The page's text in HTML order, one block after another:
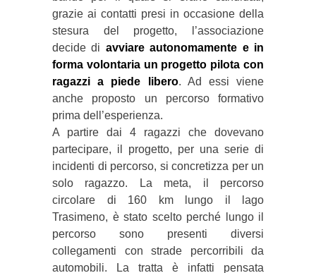
grazie ai contatti presi in occasione della
stesura del progetto, l’associazione
decide di avviare autonomamente e in
forma volontaria un progetto pilota con
ragazzi a piede libero. Ad essi viene
anche proposto un percorso formativo
prima dell’esperienza.
A partire dai 4 ragazzi che dovevano
partecipare, il progetto, per una serie di
incidenti di percorso, si concretizza per un
solo ragazzo. La meta, il percorso
circolare di 160 km lungo il lago
Trasimeno, è stato scelto perché lungo il
percorso sono presenti diversi
collegamenti con strade percorribili da
automobili. La tratta è infatti pensata